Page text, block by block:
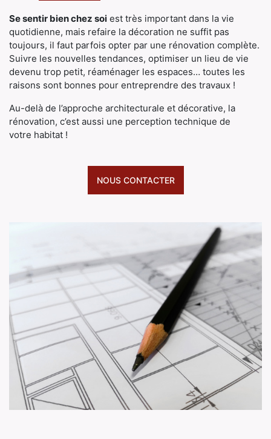
Se sentir bien chez soi est très important dans la vie
quotidienne, mais refaire la décoration ne suffit pas
toujours, il faut parfois opter par une rénovation complète.
Suivre les nouvelles tendances, optimiser un lieu de vie
devenu trop petit, réaménager les espaces… toutes les
raisons sont bonnes pour entreprendre des travaux !
Au-delà de l’approche architecturale et décorative, la
rénovation, c’est aussi une perception technique de
votre habitat !
NOUS CONTACTER